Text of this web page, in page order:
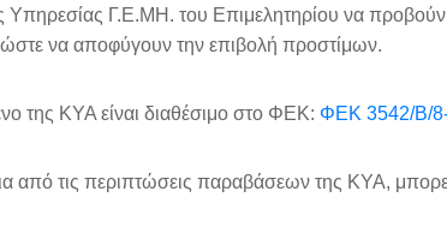
Υπηρεσίας Γ.Ε.ΜΗ. του Επιμελητηρίου να προβούν
να αποφύγουν την επιβολή προστίμων.
της ΚΥΑ είναι διαθέσιμο στο ΦΕΚ: ΦΕΚ 3542/Β/
από τις περιπτώσεις παραβάσεων της ΚΥΑ,